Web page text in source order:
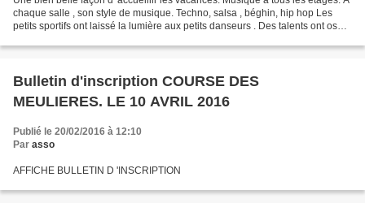
chaque salle , son style de musique. Techno, salsa , béghin, hip hop Les
petits sportifs ont laissé la lumière aux petits danseurs . Des talents ont osé
Bulletin d'inscription COURSE DES
MEULIERES. LE 10 AVRIL 2016
Publié le 20/02/2016 à 12:10
Par asso
AFFICHE BULLETIN D 'INSCRIPTION